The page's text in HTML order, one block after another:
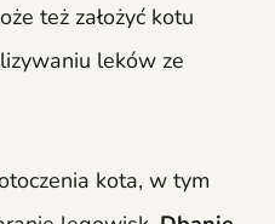
też założyć kotu
leków ze
kota, w tym